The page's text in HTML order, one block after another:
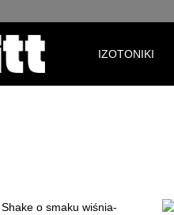
IZOTONIKI